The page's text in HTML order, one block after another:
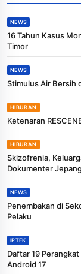
NEWS
16 Tahun Kasus
Timor
NEWS
Stimulus Air Bersih
HIBURAN
Ketenaran
HIBURAN
Skizofrenia,
Dokumenter
NEWS
Penembakan di
Pelaku
IPTEK
Daftar 19
Android 17